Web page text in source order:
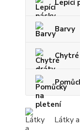
Lepící
Barvy
Látky